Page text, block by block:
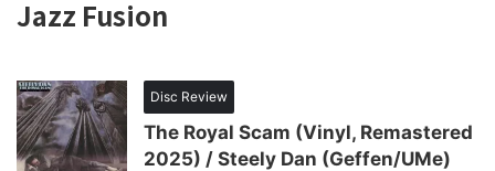
Jazz Fusion
Disc Review
The Royal Scam (Vinyl, Remastered
2025) / Steely Dan (Geffen/UMe)